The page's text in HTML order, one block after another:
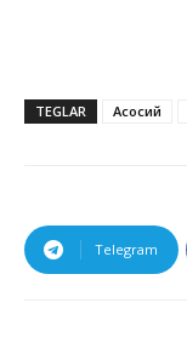
TEGLAR Асосий
Telegram